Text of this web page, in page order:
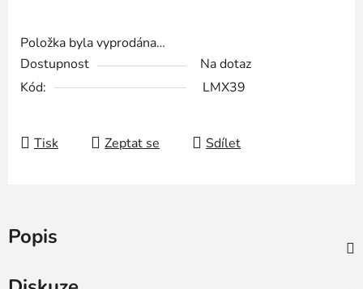
Položka byla vyprodána…
Dostupnost
Na dotaz
Kód:
LMX39
Tisk Zeptat se Sdílet
Popis